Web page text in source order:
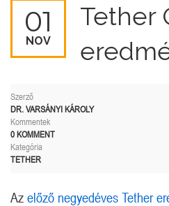
01
NOV
Tether
Szerző
DR. VARSÁNYI KÁROLY
Kommentek
0 KOMMENT
Kategória
TETHER
Az előző negyedéves Tether